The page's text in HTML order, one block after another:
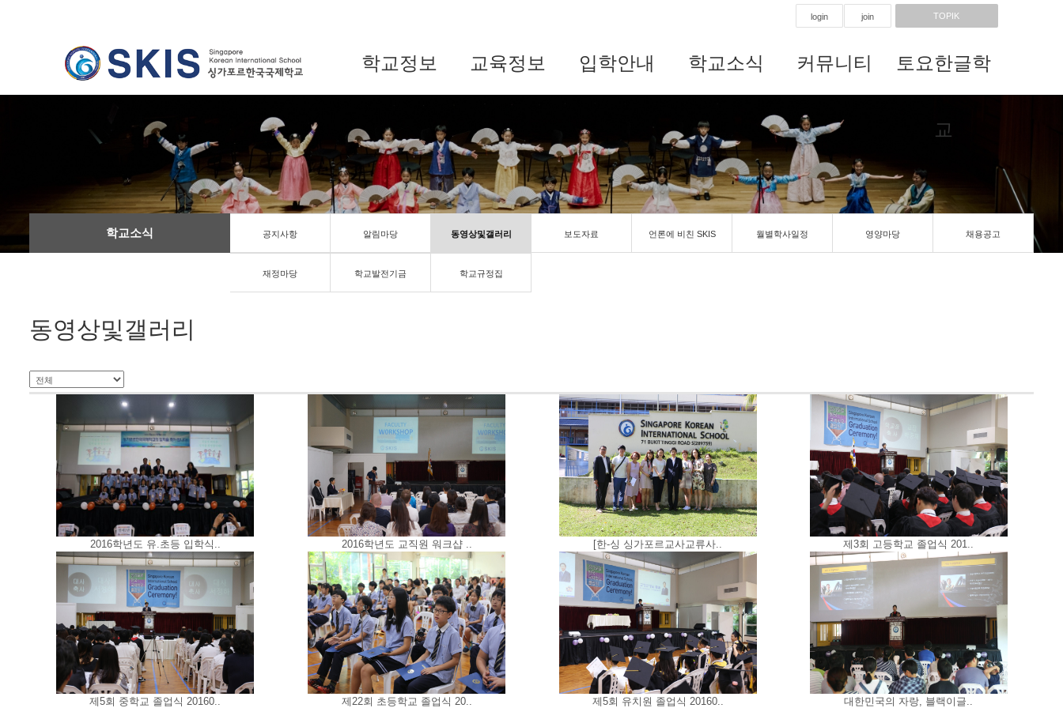
login join TOPIK
학교정보 교육정보 입학안내 학교소식 커뮤니티 토요한글학
교
학교소식 공지사항 알림마당 동영상및갤러리 보도자료 언론에 비친 SKIS 월별학사일정 영양마당 채용공고
재정마당 학교발전기금 학교규정집
동영상및갤러리
2016학년도 유.초등 입학식.. 2016학년도 교직원 워크샵 .. [한-싱 싱가포르교사교류사.. 제3회 고등학교 졸업식 201..
제5회 중학교 졸업식 20160.. 제22회 초등학교 졸업식 20.. 제5회 유치원 졸업식 20160.. 대한민국의 자랑, 블랙이글..